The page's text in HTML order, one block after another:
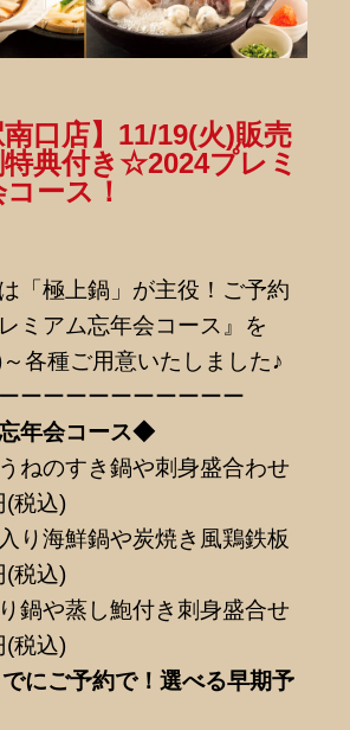
南口店】11/19(火)販売
特典付き☆2024プレミ
ース！
「極上鍋」が主役！ご予約
ミアム忘年会コース』を
各種ご用意いたしました♪
ーーーーーーーーーー
年会コース◆
ねのすき鍋や刺身盛合わせ
(税込)
り海鮮鍋や炭焼き風鶏鉄板
(税込)
鍋や蒸し鮑付き刺身盛合せ
(税込)
にご予約で！選べる早期予